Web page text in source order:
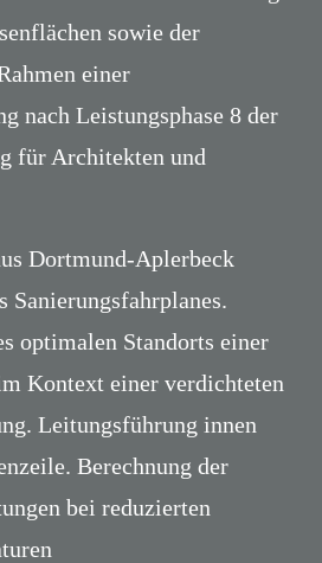
sowie der
einer
nach Leistungsphase 8 der
für Architekten und
Dortmund-Aplerbeck
Sanierungsfahrplanes.
optimalen Standorts einer
Kontext einer verdichteten
Leitungsführung innen
Berechnung der
bei reduzierten